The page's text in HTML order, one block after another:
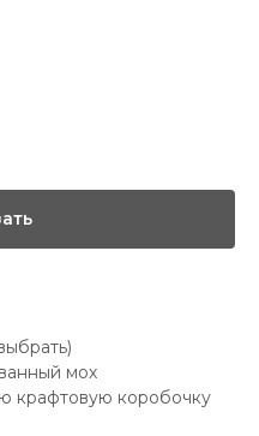
мох
крафтовую коробочку